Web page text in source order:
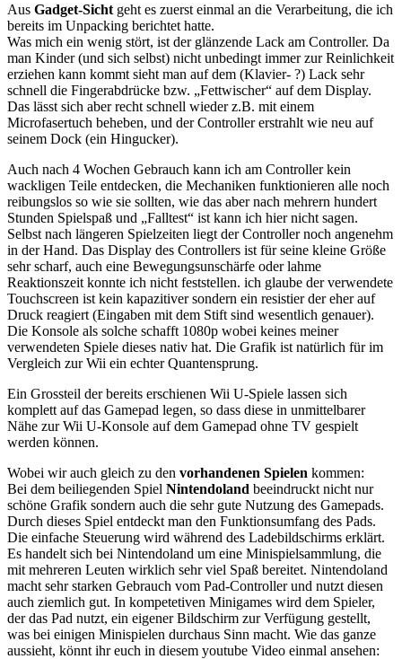
Aus Gadget-Sicht geht es zuerst einmal an die Verarbeitung, die ich
bereits im Unpacking berichtet hatte.
Was mich ein wenig stört, ist der glänzende Lack am Controller. Da
man Kinder (und sich selbst) nicht unbedingt immer zur Reinlichkeit
erziehen kann kommt sieht man auf dem (Klavier- ?) Lack sehr
schnell die Fingerabdrücke bzw. „Fettwischer“ auf dem Display.
Das lässt sich aber recht schnell wieder z.B. mit einem
Microfasertuch beheben, und der Controller erstrahlt wie neu auf
seinem Dock (ein Hingucker).
Auch nach 4 Wochen Gebrauch kann ich am Controller kein
wackligen Teile entdecken, die Mechaniken funktionieren alle noch
reibungslos so wie sie sollten, wie das aber nach mehrern hundert
Stunden Spielspaß und „Falltest“ ist kann ich hier nicht sagen.
Selbst nach längeren Spielzeiten liegt der Controller noch angenehm
in der Hand. Das Display des Controllers ist für seine kleine Größe
sehr scharf, auch eine Bewegungsunschärfe oder lahme
Reaktionszeit konnte ich nicht feststellen. ich glaube der verwendete
Touchscreen ist kein kapazitiver sondern ein resistier der eher auf
Druck reagiert (Eingaben mit dem Stift sind wesentlich genauer).
Die Konsole als solche schafft 1080p wobei keines meiner
verwendeten Spiele dieses nativ hat. Die Grafik ist natürlich für im
Vergleich zur Wii ein echter Quantensprung.
Ein Grossteil der bereits erschienen Wii U-Spiele lassen sich
komplett auf das Gamepad legen, so dass diese in unmittelbarer
Nähe zur Wii U-Konsole auf dem Gamepad ohne TV gespielt
werden können.
Wobei wir auch gleich zu den vorhandenen Spielen kommen:
Bei dem beiliegenden Spiel Nintendoland beeindruckt nicht nur
schöne Grafik sondern auch die sehr gute Nutzung des Gamepads.
Durch dieses Spiel entdeckt man den Funktionsumfang des Pads.
Die einfache Steuerung wird während des Ladebildschirms erklärt.
Es handelt sich bei Nintendoland um eine Minispielsammlung, die
mit mehreren Leuten wirklich sehr viel Spaß bereitet. Nintendoland
macht sehr starken Gebrauch vom Pad-Controller und nutzt diesen
auch ziemlich gut. In kompetetiven Minigames wird dem Spieler,
der das Pad nutzt, ein eigener Bildschirm zur Verfügung gestellt,
was bei einigen Minispielen durchaus Sinn macht. Wie das ganze
aussieht, könnt ihr euch in diesem youtube Video einmal ansehen: